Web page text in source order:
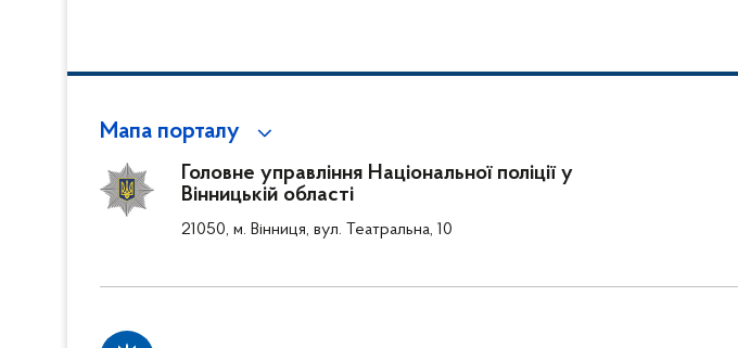
Мапа порталу
Головне управління Національної поліції у
Вінницькій області
21050, м. Вінниця, вул. Театральна, 10